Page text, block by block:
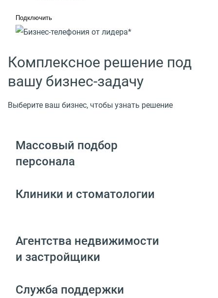
Подключить
Комплексное решение под
вашу бизнес-задачу
Выберите ваш бизнес, чтобы узнать решение
Массовый подбор
персонала
Клиники и стоматологии
Агентства недвижимости
и застройщики
Служба поддержки